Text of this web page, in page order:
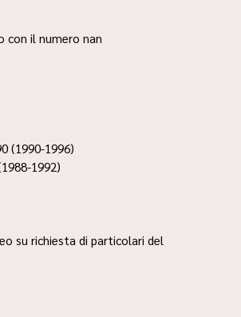
il numero nan
(1990-1996)
1992)
su richiesta di particolari del